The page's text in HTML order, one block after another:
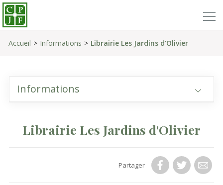
Accueil Informations Librairie Les Jardins d'Olivier
Informations
Librairie Les Jardins d'Olivier
Partager